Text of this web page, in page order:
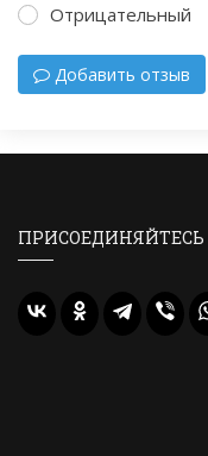
Отрицательный
Добавить отзыв
ПРИСОЕДИНЯЙТЕСЬ